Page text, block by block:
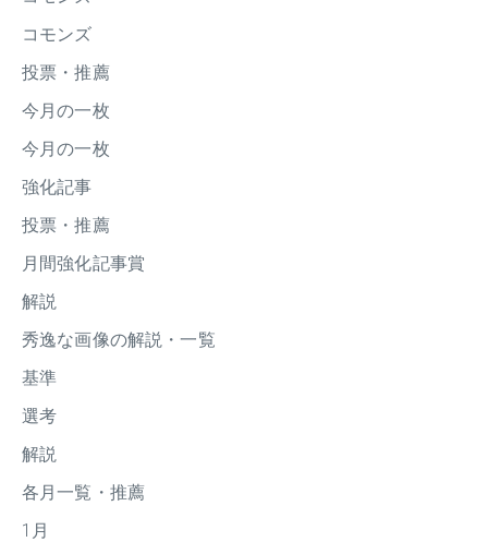
コモンズ
投票・推薦
今月の一枚
今月の一枚
強化記事
投票・推薦
月間強化記事賞
解説
秀逸な画像の解説・一覧
基準
選考
解説
各月一覧・推薦
1月